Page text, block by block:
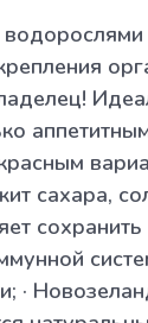
сахара,
·